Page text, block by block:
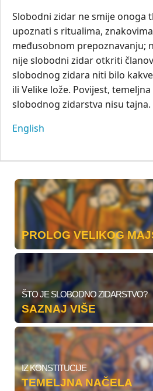
Slobodni zidar ne smije onoga
upoznati s ritualima,
međusobnom prepoznavanju;
nije slobodni zidar otkriti
slobodnog zidara niti bilo
ili Velike lože. Povijest,
slobodnog zidarstva nisu tajna.
English
PROLOG VELIKOG
ŠTO JE SLOBODNO ZIDARSTVO?
SAZNAJ VIŠE
IZ KONSTITUCIJE
TEMELJNA NAČELA